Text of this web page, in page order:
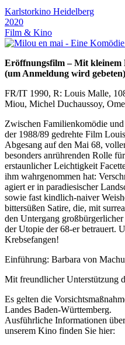
Karlstorkino Heidelberg
2020
Film & Kino
Eröffnungsfilm – Mit kleinem
(um Anmeldung wird gebeten)
FR/IT 1990, R: Louis Malle,
Miou, Michel Duchaussoy,
Zwischen Familienkomödie
der 1988/89 gedrehte Film
Abgesang auf den Mai 68,
besonders anrührenden Rolle
erstaunlicher Leichtigkeit
ihm wahrgenommen hat:
agiert er in paradiesischer
sowie fast kindlich-naiver
bittersüßen Satire, die, mit
den Untergang
der Utopie der 68-er betrauert.
Krebsefangen!
Einführung: Barbara von
Mit freundlicher Unterstützung
Es gelten die
Landes Baden-Württemberg.
Ausführliche Informationen
unserem Kino finden Sie hier: